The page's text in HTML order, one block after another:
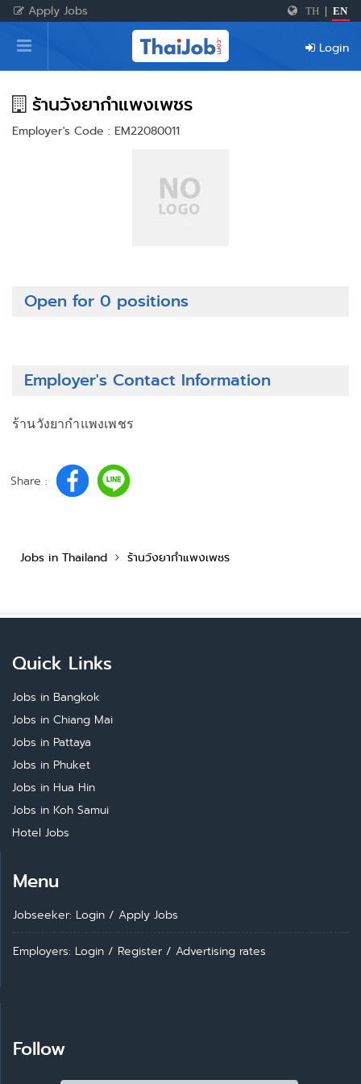
Apply Jobs TH EN
Home
Login
Register
Login
ร้านวังยากำแพงเพชร
Employer's Code : EM22080011
Open for 0 positions
Employer's Contact Information
ร้านวังยากำแพงเพชร
Share :
Jobs in Thailand ร้านวังยากำแพงเพชร
Quick Links
Jobs in Bangkok
Jobs in Chiang Mai
Jobs in Pattaya
Jobs in Phuket
Jobs in Hua Hin
Jobs in Koh Samui
Hotel Jobs
Menu
Jobseeker: Login / Apply Jobs
Employers: Login / Register / Advertising rates
Follow